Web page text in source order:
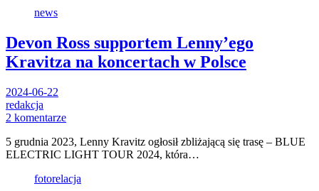
news
Devon Ross supportem Lenny’ego
Kravitza na koncertach w Polsce
2024-06-22
redakcja
2 komentarze
5 grudnia 2023, Lenny Kravitz ogłosił zbliżającą się trasę – BLUE
ELECTRIC LIGHT TOUR 2024, która…
fotorelacja